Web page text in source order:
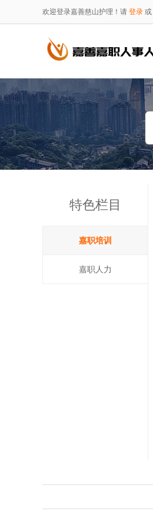
欢迎登录嘉善慈山护理！请 登录 或
特色栏目
嘉职培训
嘉职人力